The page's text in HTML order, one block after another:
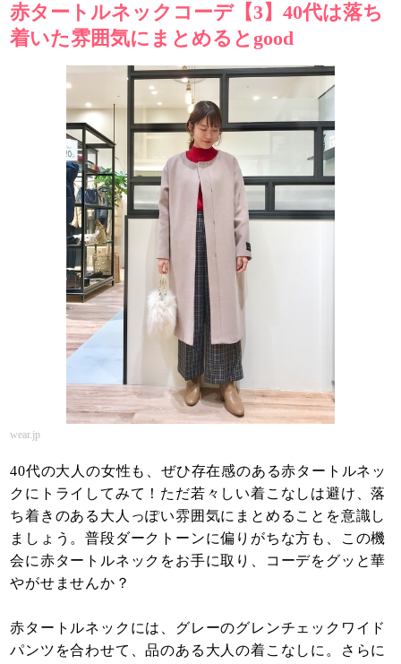
赤タートルネックコーデ【3】40代は落ち
着いた雰囲気にまとめるとgood
wear.jp
40代の大人の女性も、ぜひ存在感のある赤タートルネッ
クにトライしてみて！ただ若々しい着こなしは避け、落
ち着きのある大人っぽい雰囲気にまとめることを意識し
ましょう。普段ダークトーンに偏りがちな方も、この機
会に赤タートルネックをお手に取り、コーデをグッと華
やがせませんか？
赤タートルネックには、グレーのグレンチェックワイド
パンツを合わせて、品のある大人の着こなしに。さらに